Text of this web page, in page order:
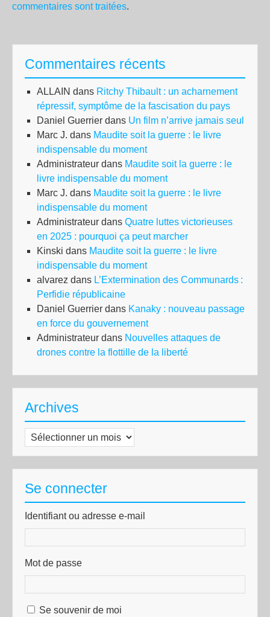
commentaires sont traitées.
Commentaires récents
ALLAIN dans Ritchy Thibault : un acharnement
répressif, symptôme de la fascisation du pays
Daniel Guerrier dans Un film n’arrive jamais seul
Marc J. dans Maudite soit la guerre : le livre
indispensable du moment
Administrateur dans Maudite soit la guerre : le
livre indispensable du moment
Marc J. dans Maudite soit la guerre : le livre
indispensable du moment
Administrateur dans Quatre luttes victorieuses
en 2025 : pourquoi ça peut marcher
Kinski dans Maudite soit la guerre : le livre
indispensable du moment
alvarez dans L’Extermination des Communards :
Perfidie républicaine
Daniel Guerrier dans Kanaky : nouveau passage
en force du gouvernement
Administrateur dans Nouvelles attaques de
drones contre la flottille de la liberté
Archives
Archives
Se connecter
Identifiant ou adresse e-mail
Mot de passe
Se souvenir de moi